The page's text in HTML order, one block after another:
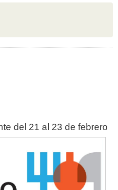
del 21 al 23 de febrero